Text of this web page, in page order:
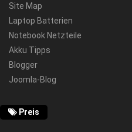
Site Map
Laptop Batterien
Notebook Netzteile
Akku Tipps
Blogger
Joomla-Blog
Preis